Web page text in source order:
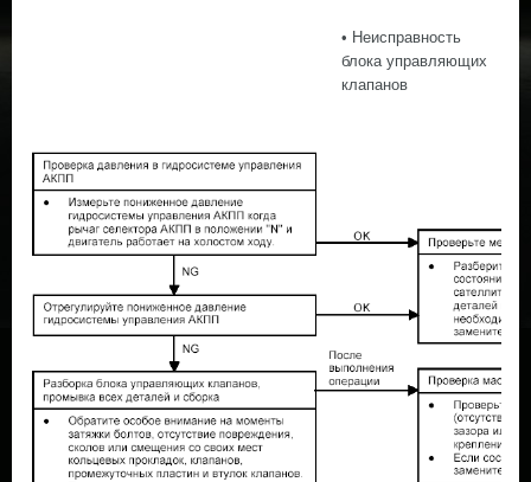
• Неисправность
блока управляющих
клапанов